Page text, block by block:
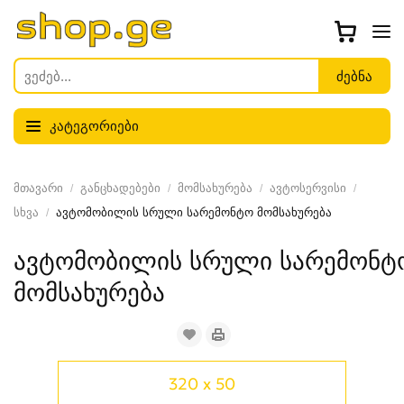
კატეგორიები
მთავარი განცხადებები მომსახურება
ავტოსერვისი
სხვა
ავტომობილის სრული სარემონტო მომსახურება
ავტომობილის სრული
მომსახურება
320 x 50